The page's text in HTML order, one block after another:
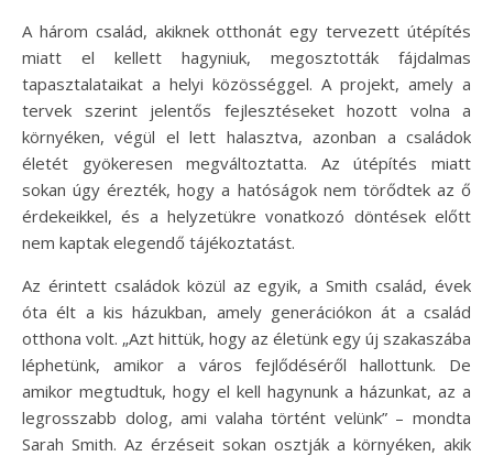
A három család, akiknek otthonát egy tervezett útépítés
miatt el kellett hagyniuk, megosztották fájdalmas
tapasztalataikat a helyi közösséggel. A projekt, amely a
tervek szerint jelentős fejlesztéseket hozott volna a
környéken, végül el lett halasztva, azonban a családok
életét gyökeresen megváltoztatta. Az útépítés miatt
sokan úgy érezték, hogy a hatóságok nem törődtek az ő
érdekeikkel, és a helyzetükre vonatkozó döntések előtt
nem kaptak elegendő tájékoztatást.
Az érintett családok közül az egyik, a Smith család, évek
óta élt a kis házukban, amely generációkon át a család
otthona volt. „Azt hittük, hogy az életünk egy új szakaszába
léphetünk, amikor a város fejlődéséről hallottunk. De
amikor megtudtuk, hogy el kell hagynunk a házunkat, az a
legrosszabb dolog, ami valaha történt velünk” – mondta
Sarah Smith. Az érzéseit sokan osztják a környéken, akik